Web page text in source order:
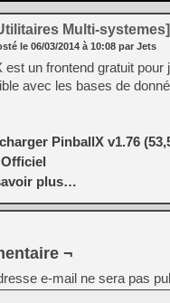
Multi-systemes]
le 06/03/2014 à 10:08 par Jets
est un frontend gratuit
avec les bases de
PinballX v1.76
plus…
¬
e-mail ne sera pas